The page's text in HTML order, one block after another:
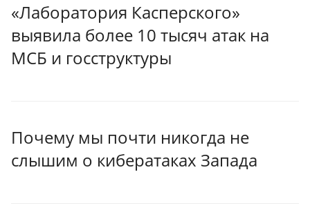
«Лаборатория Касперского»
выявила более 10 тысяч атак на
МСБ и госструктуры
Почему мы почти никогда не
слышим о кибератаках Запада